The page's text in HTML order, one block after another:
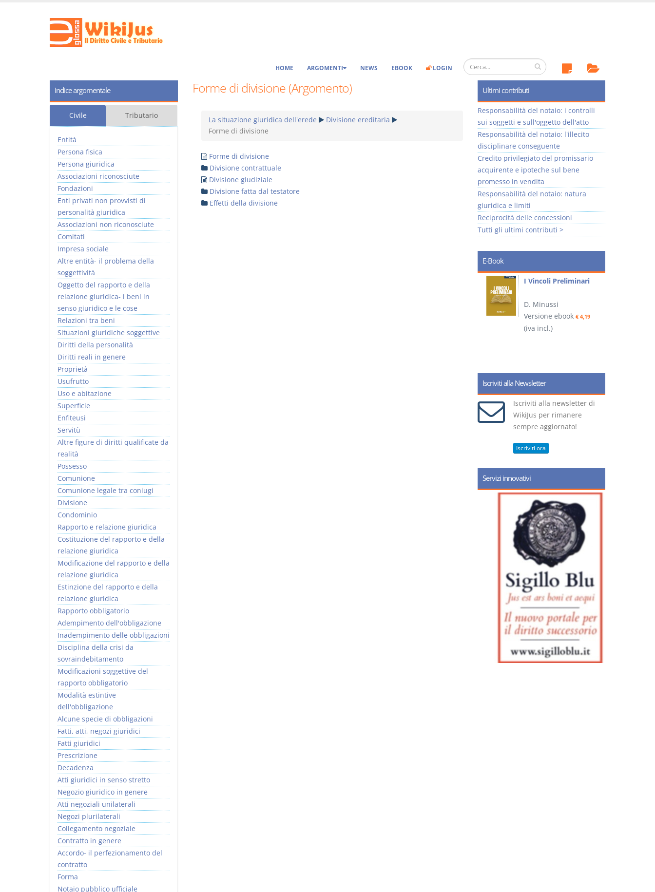
HOME ARGOMENTI NEWS EBOOK LOGIN
Forme di divisione (Argomento)
La situazione giuridica dell'erede
Divisione ereditaria
Forme di divisione
Forme di divisione
Divisione contrattuale
Divisione giudiziale
Divisione fatta dal testatore
Effetti della divisione
Indice argomentale
Civile Tributario
Entità
Persona fisica
Persona giuridica
Associazioni riconosciute
Fondazioni
Enti privati non provvisti di
personalità giuridica
Associazioni non riconosciute
Comitati
Impresa sociale
Altre entità- il problema della
soggettività
Oggetto del rapporto e della
relazione giuridica- i beni in
senso giuridico e le cose
Relazioni tra beni
Situazioni giuridiche soggettive
Diritti della personalità
Diritti reali in genere
Proprietà
Usufrutto
Uso e abitazione
Superficie
Enfiteusi
Servitù
Altre figure di diritti qualificate da
realità
Possesso
Comunione
Comunione legale tra coniugi
Divisione
Condominio
Rapporto e relazione giuridica
Costituzione del rapporto e della
relazione giuridica
Modificazione del rapporto e della
relazione giuridica
Estinzione del rapporto e della
relazione giuridica
Rapporto obbligatorio
Adempimento dell'obbligazione
Inadempimento delle obbligazioni
Disciplina della crisi da
sovraindebitamento
Modificazioni soggettive del
rapporto obbligatorio
Modalità estintive
dell'obbligazione
Alcune specie di obbligazioni
Fatti, atti, negozi giuridici
Fatti giuridici
Prescrizione
Decadenza
Atti giuridici in senso stretto
Negozio giuridico in genere
Atti negoziali unilaterali
Negozi plurilaterali
Collegamento negoziale
Contratto in genere
Accordo- il perfezionamento del
contratto
Forma
Notaio pubblico ufficiale
Ultimi contributi
Responsabilità del notaio: i controlli
sui soggetti e sull'oggetto dell'atto
Responsabilità del notaio: l'illecito
disciplinare conseguente
Credito privilegiato del promissario
acquirente e ipoteche sul bene
promesso in vendita
Responsabilità del notaio: natura
giuridica e limiti
Reciprocità delle concessioni
Tutti gli ultimi contributi >
E-Book
relazione giuridica
Versione ebook€ 5,99
I Singoli Contratti
D. Minussi
(iva incl.)
I Vincoli Preliminari
D. Minussi
Versione ebook € 4,19
(iva incl.)
Iscriviti alla Newsletter
Iscriviti alla newsletter di
WikiJus per rimanere
sempre aggiornato!
Iscriviti ora
Servizi innovativi